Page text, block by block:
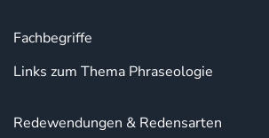
Fachbegriffe
Links zum Thema Phraseologie
Redewendungen & Redensarten